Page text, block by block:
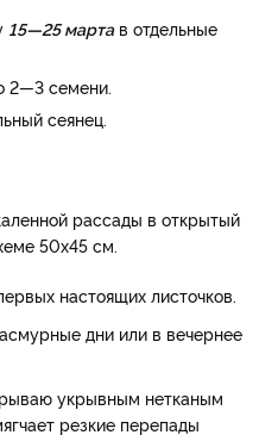
15—25 мартав отдельные
2—3 семени.
сеянец.
рассады в открытый
50х45 см.
настоящих ли­сточков.
дни или в вечернее
укрывным нетканым
резкие перепады